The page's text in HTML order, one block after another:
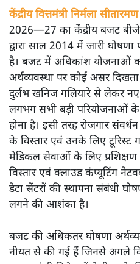
केंद्रीय वित्तमंत्री निर्मला सीतारमण
2026—27 का केंद्रीय बजट
द्वारा साल 2014 में जारी घोषणा
है। बजट में अधिकांश योजनाओं
अर्थव्यवस्था पर कोई असर
दुर्लभ खनिज गलियारे से लेकर
लगभग सभी बड़ी परियोजनाओं
होना है। इसी तरह रोजगार
के विस्तार एवं उनके लिए टूरिस्ट
मेडिकल सेवाओं के लिए
विस्तार एवं क्लाउड कंप्यूटिंग
डेटा सेंटरों की स्थापना संबंधी
लगने की आशंका है।
बजट की अधिकतर घोषणा
नीयत से की गई हैं जिनसे अगले